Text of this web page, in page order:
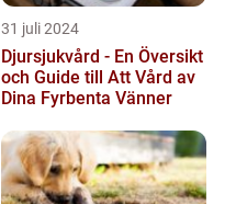
31 juli 2024
Djursjukvård - En Översikt
och Guide till Att Vård av
Dina Fyrbenta Vänner